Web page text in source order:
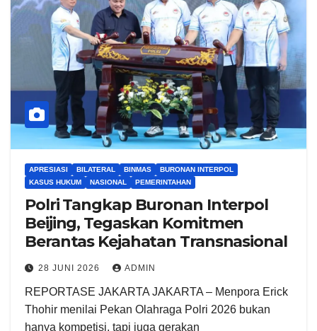
APRESIASI BILATERAL BINMAS
BURONAN INTERPOL
KASUS HUKUM
NASIONAL PEMERINTAHAN
Polri Tangkap Buronan Interpol
Beijing, Tegaskan Komitmen
Berantas Kejahatan Transnasional
28 JUNI 2026 ADMIN
REPORTASE JAKARTA JAKARTA – Menpora Erick
Thohir menilai Pekan Olahraga Polri 2026 bukan
hanya kompetisi, tapi juga gerakan